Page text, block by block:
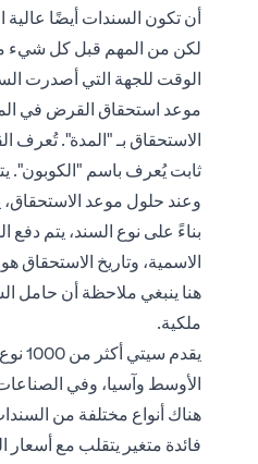
أن تكون السندات أيضًا
لكن من المهم قبل كل شيء
الوقت للجهة التي أصدرت
موعد استحقاق القرض في
الاستحقاق بـ "المدة". تُعرف
وعند حلول موعد
بناءً على نوع السند، يتم
الاسمية، وتاريخ الاستحقاق هو
هنا ينبغي ملاحظة أن حامل
ملكية.
الأوسط وآسيا، وفي
هناك أنواع مختلفة من
فائدة متغير يتقلب مع أسعار